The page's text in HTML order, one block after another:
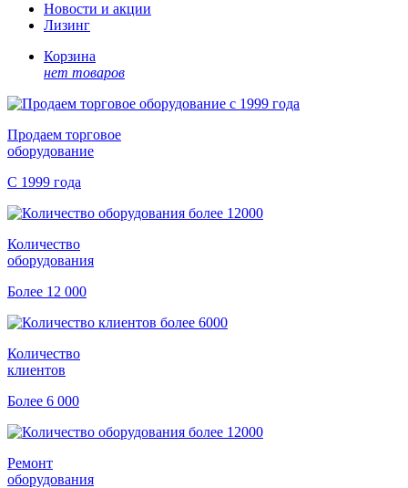
Новости и акции
Лизинг
Корзина
нет товаров
Продаем торговое
оборудование
С 1999 года
Количество
оборудования
Более 12 000
Количество
клиентов
Более 6 000
Ремонт
оборудования